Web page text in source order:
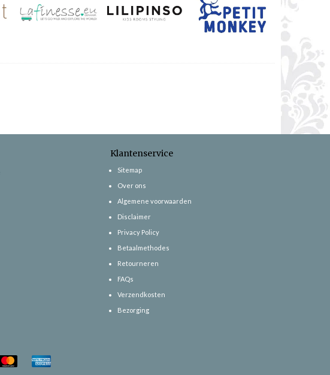
Klantenservice
Sitemap
Over ons
Algemene voorwaarden
Disclaimer
Privacy Policy
Betaalmethodes
Retourneren
FAQs
Verzendkosten
Bezorging